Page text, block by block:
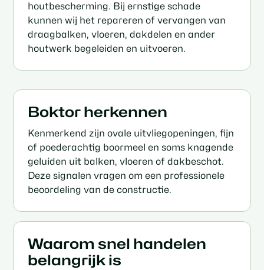
houtbescherming. Bij ernstige schade
kunnen wij het repareren of vervangen van
draagbalken, vloeren, dakdelen en ander
houtwerk begeleiden en uitvoeren.
Boktor herkennen
Kenmerkend zijn ovale uitvliegopeningen, fijn
of poederachtig boormeel en soms knagende
geluiden uit balken, vloeren of dakbeschot.
Deze signalen vragen om een professionele
beoordeling van de constructie.
Waarom snel handelen
belangrijk is